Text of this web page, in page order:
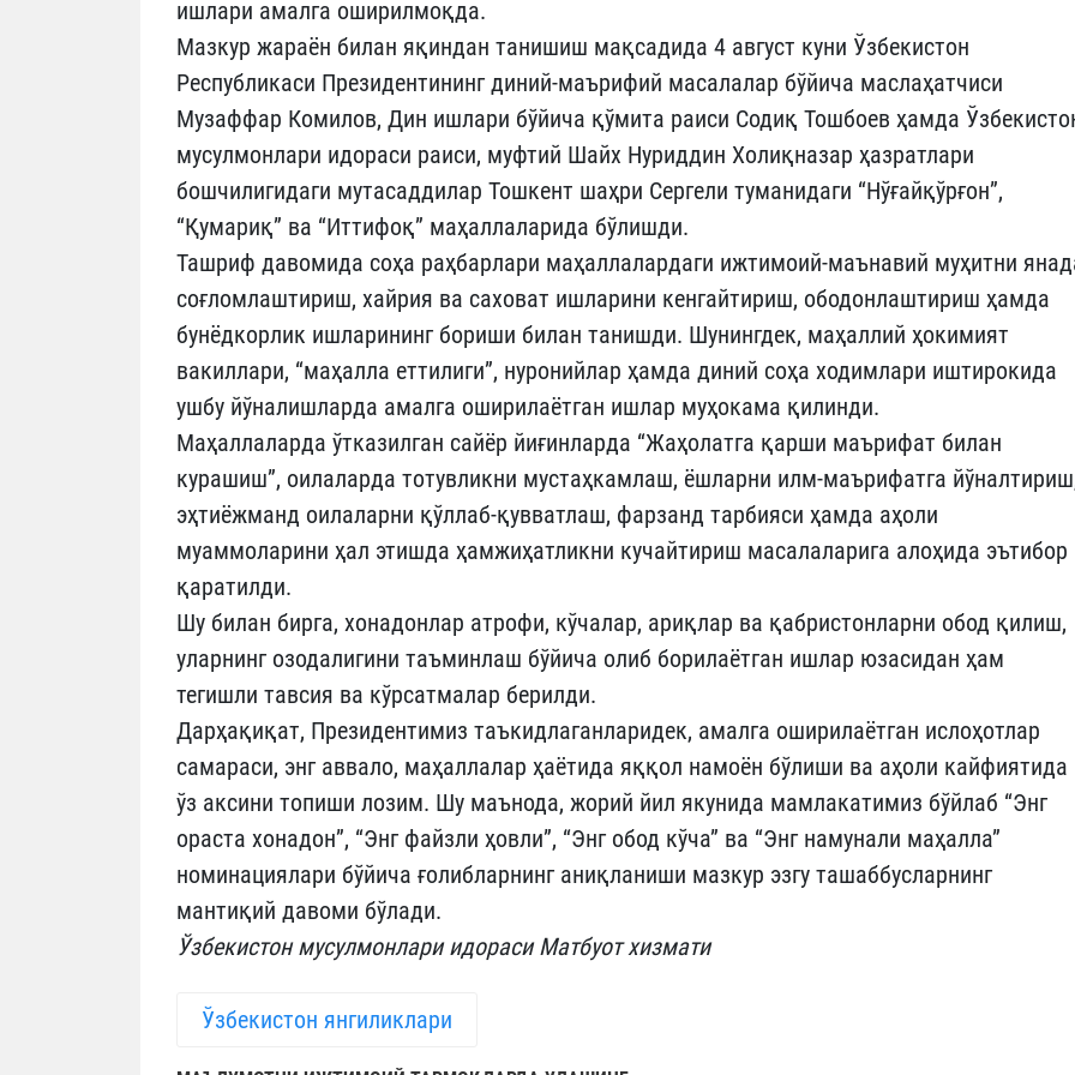
ишлари амалга оширилмоқда.
Мазкур жараён билан яқиндан танишиш мақсадида 4 август куни Ўзбекистон
Республикаси Президентининг диний-маърифий масалалар бўйича маслаҳатчиси
Музаффар Комилов, Дин ишлари бўйича қўмита раиси Содиқ Тошбоев ҳамда
мусулмонлари идораси раиси, муфтий Шайх Нуриддин Холиқназар ҳазратлари
бошчилигидаги мутасаддилар Тошкент шаҳри Сергели туманидаги “Нўғайқўрғон”,
“Қумариқ” ва “Иттифоқ” маҳаллаларида бўлишди.
Ташриф давомида соҳа раҳбарлари маҳаллалардаги ижтимоий-маънавий муҳитни
соғломлаштириш, хайрия ва саховат ишларини кенгайтириш, ободонлаштириш ҳамда
бунёдкорлик ишларининг бориши билан танишди. Шунингдек, маҳаллий ҳокимият
вакиллари, “маҳалла еттилиги”, нуронийлар ҳамда диний соҳа ходимлари иштирокида
ушбу йўналишларда амалга оширилаётган ишлар муҳокама қилинди.
Маҳаллаларда ўтказилган сайёр йиғинларда “Жаҳолатга қарши маърифат билан
курашиш”, оилаларда тотувликни мустаҳкамлаш, ёшларни илм-маърифатга
эҳтиёжманд оилаларни қўллаб-қувватлаш, фарзанд тарбияси ҳамда аҳоли
муаммоларини ҳал этишда ҳамжиҳатликни кучайтириш масалаларига алоҳида эътибор
қаратилди.
Шу билан бирга, хонадонлар атрофи, кўчалар, ариқлар ва қабристонларни обод қилиш,
уларнинг озодалигини таъминлаш бўйича олиб борилаётган ишлар юзасидан ҳам
тегишли тавсия ва кўрсатмалар берилди.
Дарҳақиқат, Президентимиз таъкидлаганларидек, амалга оширилаётган ислоҳотлар
самараси, энг аввало, маҳаллалар ҳаётида яққол намоён бўлиши ва аҳоли кайфиятида
ўз аксини топиши лозим. Шу маънода, жорий йил якунида мамлакатимиз бўйлаб “Энг
ораста хонадон”, “Энг файзли ҳовли”, “Энг обод кўча” ва “Энг намунали маҳалла”
номинациялари бўйича ғолибларнинг аниқланиши мазкур эзгу ташаббусларнинг
мантиқий давоми бўлади.
Ўзбекистон мусулмонлари идораси Матбуот хизмати
Ўзбекистон янгиликлари